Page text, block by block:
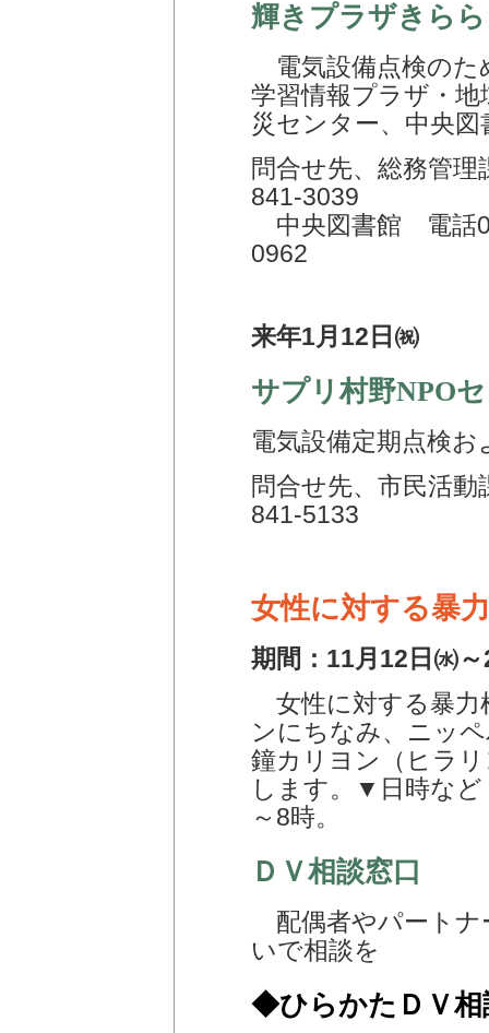
輝きプラザきら
電気設備点検のた
学習情報プラザ・
災センター、中央
問合せ先、総務管
841-3039
中央図書館 電話
0962
来年1月12日㈷
サプリ村野NPO
電気設備定期点検
問合せ先、市民活
841-5133
女性に対する暴
期間：11月12日㈬
女性に対する暴力
ンにちなみ、ニッ
鐘カリヨン（ヒラ
します。▼日時な
～8時。
ＤＶ相談窓口
配偶者やパートナ
いで相談を
◆ひらかたＤＶ相